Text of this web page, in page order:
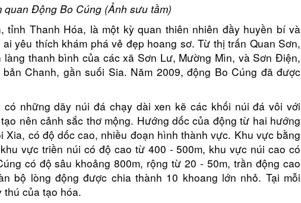
quan Động Bo Cúng (Ảnh sưu tầm)
tỉnh Thanh Hóa, là một kỳ quan thiên nhiên đầy huyền bí và
yêu thích khám phá vẻ đẹp hoang sơ. Từ thị trấn Quan Sơn,
thanh bình của các xã Sơn Lư, Mường Mìn, và Sơn Điện,
Chanh, gần suối Sia. Năm 2009, động Bo Cúng đã được
những dãy núi đá chạy dài xen kẽ các khối núi đá vôi với
nên cảnh sắc thơ mộng. Hướng dốc của động từ hai hướng
có độ dốc cao, nhiều đoạn hình thành vực. Khu vực bằng
vực triền núi có độ cao từ 400 - 500m, khu vực núi cao có
có độ sâu khoảng 800m, rộng từ 20 - 50m, trần động cao
bộ lòng động được chia thành 10 khoang lớn nhỏ. Tại mỗi
thú của tạo hóa.